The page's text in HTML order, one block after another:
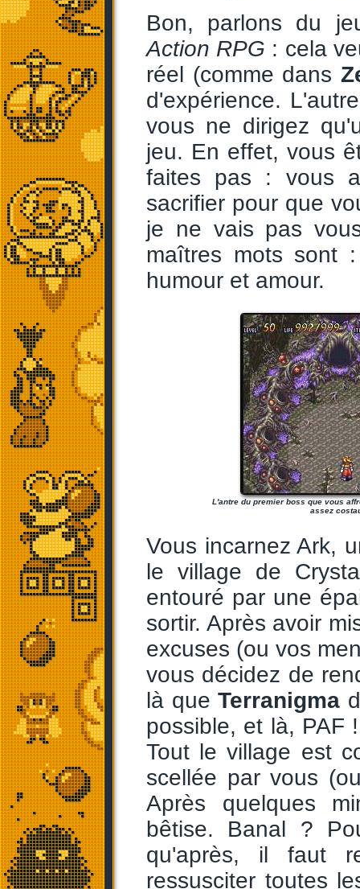
Bon, parlons du
Action RPG : cela
réel (comme dans
d'expérience.
vous ne dirigez
jeu. En effet, vous
faites pas : vous
sacrifier pour que
je ne vais pas
maîtres mots sont
humour et amour.
L'antre du premier boss que vous
assez
Vous incarnez Ark,
le village de
entouré par une
sortir. Après avoir
excuses (ou vos
vous décidez de
là queTerranigma
possible, et là, PAF
Tout le village est
scellée par vous
Après quelques
bêtise. Banal ?
qu'après, il faut
ressusciter toutes